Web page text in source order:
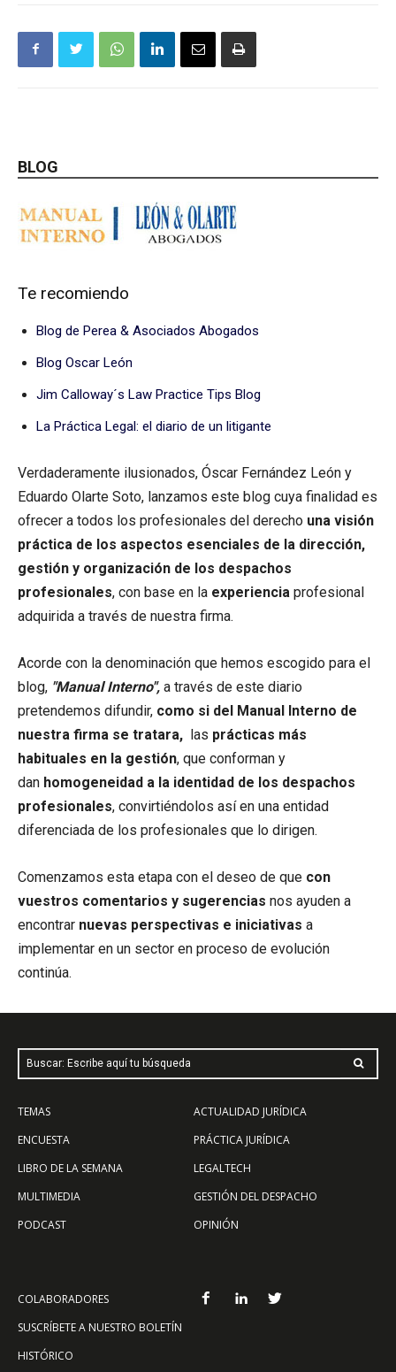
BLOG
Te recomiendo
Blog de Perea & Asociados Abogados
Blog Oscar León
Jim Calloway´s Law Practice Tips Blog
La Práctica Legal: el diario de un litigante
Verdaderamente ilusionados, Óscar Fernández León y
Eduardo Olarte Soto, lanzamos este blog cuya finalidad es
ofrecer a todos los profesionales del derecho una visión
práctica de los aspectos esenciales de la dirección,
gestión y organización de los despachos
profesionales, con base en la experiencia profesional
adquirida a través de nuestra firma.
Acorde con la denominación que hemos escogido para el
blog, "Manual Interno", a través de este diario
pretendemos difundir, como si del Manual Interno de
nuestra firma se tratara, las prácticas más
habituales en la gestión, que conforman y
dan homogeneidad a la identidad de los despachos
profesionales, convirtiéndolos así en una entidad
diferenciada de los profesionales que lo dirigen.
Comenzamos esta etapa con el deseo de que con
vuestros comentarios y sugerencias nos ayuden a
encontrar nuevas perspectivas e iniciativas a
implementar en un sector en proceso de evolución
continúa.
Buscar: Escribe aquí tu búsqueda
TEMAS
ENCUESTA
LIBRO DE LA SEMANA
MULTIMEDIA
PODCAST
ACTUALIDAD JURÍDICA
PRÁCTICA JURÍDICA
LEGALTECH
GESTIÓN DEL DESPACHO
OPINIÓN
COLABORADORES
SUSCRÍBETE A NUESTRO BOLETÍN
HISTÓRICO